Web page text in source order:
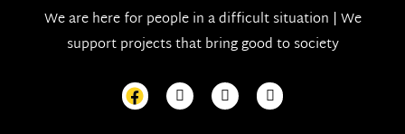
We are here for people in a difficult situation | We
support projects that bring good to society